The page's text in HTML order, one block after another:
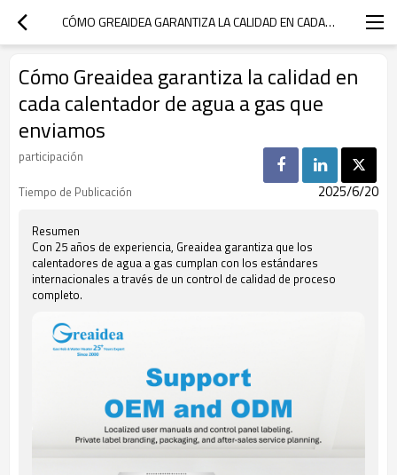
CÓMO GREAIDEA GARANTIZA LA CALIDAD EN CADA CALENTADOR DE AGUA A GAS QUE ENVIAMOS
Cómo Greaidea garantiza la calidad en
cada calentador de agua a gas que
enviamos
participación
Tiempo de Publicación
2025/6/20
Resumen
Con 25 años de experiencia, Greaidea garantiza que los
calentadores de agua a gas cumplan con los estándares
internacionales a través de un control de calidad de proceso
completo.